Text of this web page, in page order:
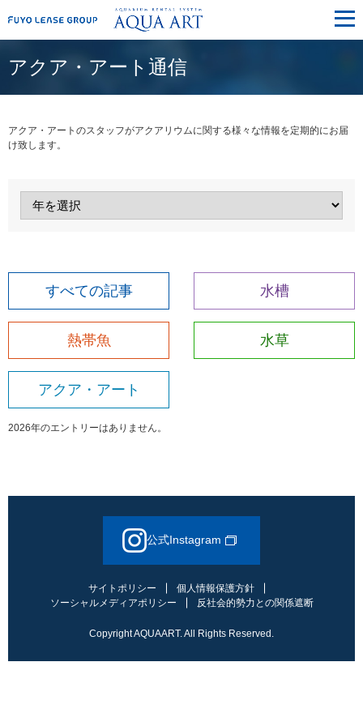
メ
ニ
ュ
アクア・アート通信
アクア・アートのスタッフがアクアリウムに関する様々な情報を定期的にお届
け致します。
すべての記事 水槽
熱帯魚 水草
アクア・アート
2026年のエントリーはありません。
公式Instagram
サイトポリシー
個人情報保護方針
ソーシャルメディアポリシー
反社会的勢力との関係遮断
Copyright AQUAART. All Rights Reserved.